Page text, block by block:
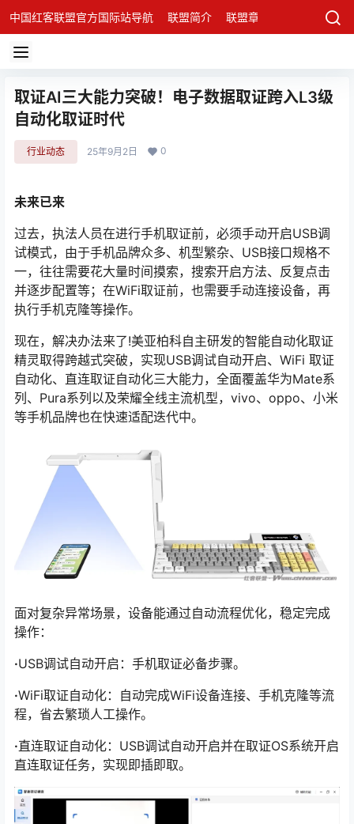
中国红客联盟官方国际站导航 联盟简介 联盟章程 联盟架构
取证AI三大能力突破！电子数据取证跨入L3级
自动化取证时代
行业动态 25年9月2日 0
未来已来
过去，执法人员在进行手机取证前，必须手动开启USB调
试模式，由于手机品牌众多、机型繁杂、USB接口规格不
一，往往需要花大量时间摸索，搜索开启方法、反复点击
并逐步配置等；在WiFi取证前，也需要手动连接设备，再
执行手机克隆等操作。
现在，解决办法来了!美亚柏科自主研发的智能自动化取证
精灵取得跨越式突破，实现USB调试自动开启、WiFi 取证
自动化、直连取证自动化三大能力，全面覆盖华为Mate系
列、Pura系列以及荣耀全线主流机型，vivo、oppo、小米
等手机品牌也在快速适配迭代中。
面对复杂异常场景，设备能通过自动流程优化，稳定完成
操作：
·USB调试自动开启：手机取证必备步骤。
·WiFi取证自动化：自动完成WiFi设备连接、手机克隆等流
程，省去繁琐人工操作。
·直连取证自动化：USB调试自动开启并在取证OS系统开启
直连取证任务，实现即插即取。